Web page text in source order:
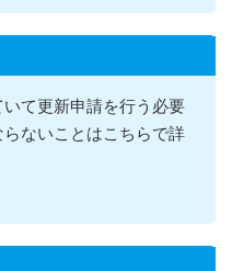
て更新申請を行う必要
ないこ とはこちらで詳